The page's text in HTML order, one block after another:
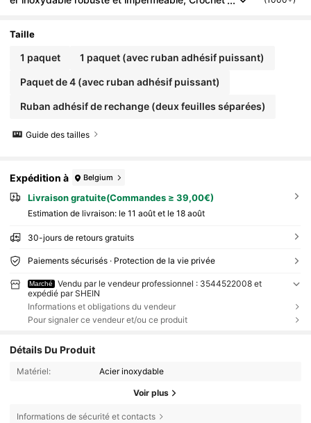
uraux robustes, Crochets en acier inoxydable imper
x, les serviettes,
Taille
1 paquet 1 paquet (avec ruban adhésif puissant)
Paquet de 4 (avec ruban adhésif puissant)
Ruban adhésif de rechange (deux feuilles séparées)
Guide des tailles
Expédition à Belgium
Livraison gratuite(Commandes ≥ 39,00€)
Estimation de livraison: le 11 août et le 18 août
30-jours de retours gratuits
Paiements sécurisés · Protection de la vie privée
Marché
Vendu par le vendeur professionnel : 3544522008 et
expédié par SHEIN
Informations et obligations du vendeur
Pour signaler ce vendeur et/ou ce produit
Détails Du Produit
Matériel: Acier inoxydable
Voir plus
Informations de sécurité et contacts